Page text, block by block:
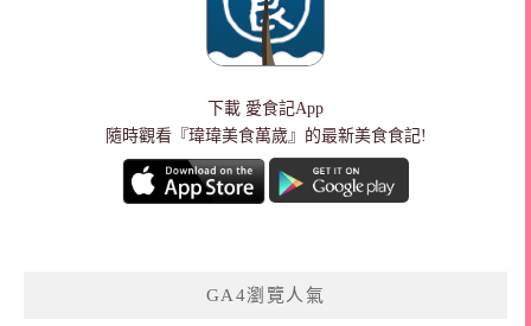
下載 愛食記App
隨時觀看『瑋瑋美食萬歲』的最新美食食記!
GA4瀏覽人氣